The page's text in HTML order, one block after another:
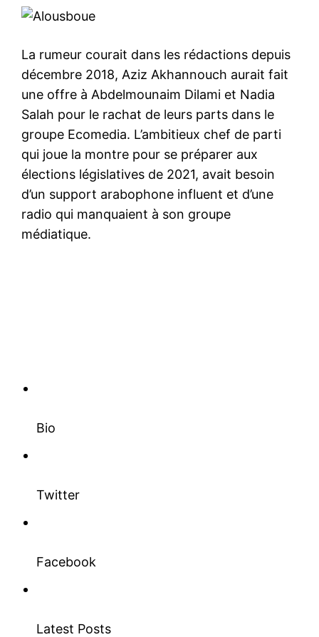
La rumeur courait dans les rédactions depuis
décembre 2018, Aziz Akhannouch aurait fait
une offre à Abdelmounaim Dilami et Nadia
Salah pour le rachat de leurs parts dans le
groupe Ecomedia. L’ambitieux chef de parti
qui joue la montre pour se préparer aux
élections législatives de 2021, avait besoin
d’un support arabophone influent et d’une
radio qui manquaient à son groupe
médiatique.
Bio
Twitter
Facebook
Latest Posts